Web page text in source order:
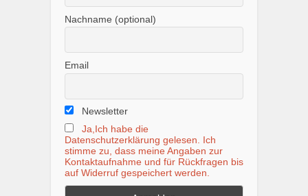
Nachname (optional)
Email
Newsletter
Ja,Ich habe die
Datenschutzerklärung gelesen. Ich
stimme zu, dass meine Angaben zur
Kontaktaufnahme und für Rückfragen bis
auf Widerruf gespeichert werden.